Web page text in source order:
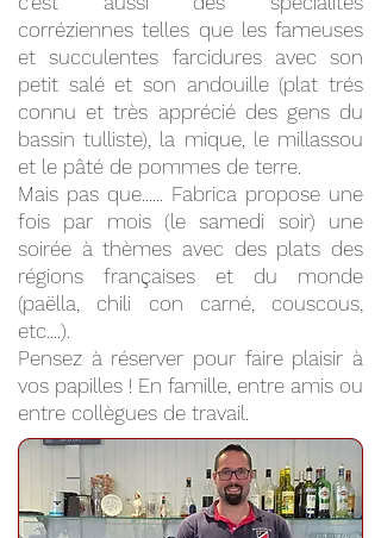
corréziennes telles que les fameuses
et succulentes farcidures avec son
petit salé et son andouille (plat trés
connu et très apprécié des gens du
bassin tulliste), la mique, le millassou
et le pâté de pommes de terre.
Mais pas que...... Fabrica propose une
fois par mois (le samedi soir) une
soirée à thèmes avec des plats des
régions françaises et du monde
(paëlla, chili con carné, couscous,
etc....).
Pensez à réserver pour faire plaisir à
vos papilles ! En famille, entre amis ou
entre collègues de travail.